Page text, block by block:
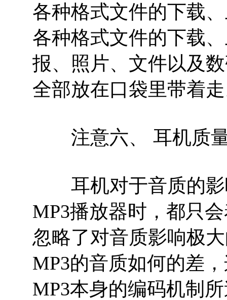
各种格式文件的下载
各种格式文件的下载
报、照片、文件以及
全部放在口袋里带着
注意六、 耳机质
耳机对于音质的影
MP3播放器时，都只
忽略了对音质影响极
MP3的音质如何的差
MP3本身的编码机制